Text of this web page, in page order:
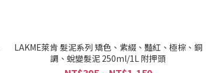
LAKME萊肯 髮泥系列 矯色、紫綴、豔紅、極棕、銅
調、蛻變髮泥 250ml/1L 附押頭